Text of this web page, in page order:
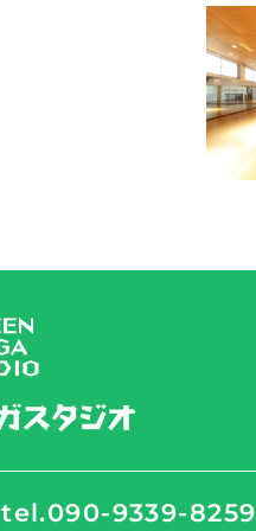
tel.090-9339-8259